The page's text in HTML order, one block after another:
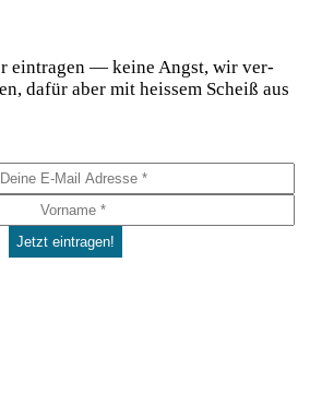
ein­tra­gen — kei­ne Angst, wir ver­
dafür aber mit heis­sem Scheiß aus